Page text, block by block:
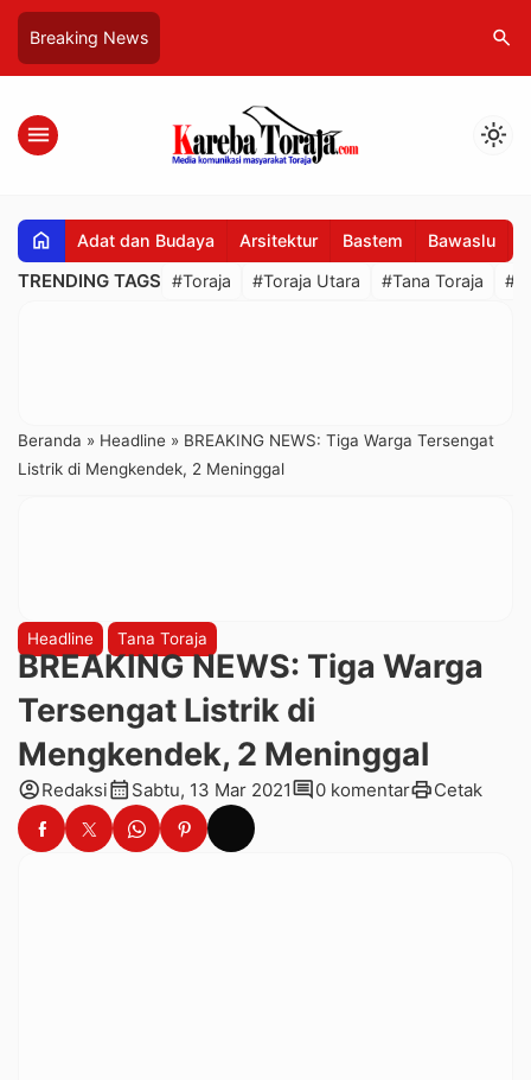
Breaking News search
menu light_mode
home Adat dan Budaya Arsitektur Bastem Bawaslu
TRENDING TAGS #Toraja #Toraja Utara #Tana Toraja
Beranda » Headline » BREAKING NEWS: Tiga Warga Tersengat
Listrik di Mengkendek, 2 Meninggal
Headline Tana Toraja
BREAKING NEWS: Tiga Warga
Tersengat Listrik di
Mengkendek, 2 Meninggal
account_circleRedaksicalendar_month Sabtu, 13 Mar 2021comment0 komentarprintCetak